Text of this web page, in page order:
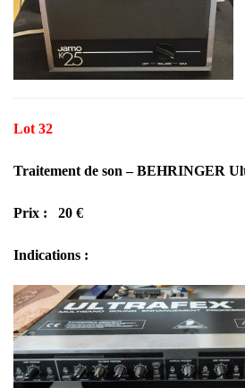
Lot 32
Traitement de son – BEHRINGER
Prix : 20 €
Indications :